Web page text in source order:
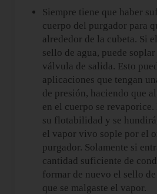
Siempre tiene que haber
cuerpo del purgador para
alrededor de la cubeta. Si
sello de agua, puede
válvula de salida. Esto
aplicaciones que tengan
de presión, haciendo que
en el cuerpo se revaporice.
su flotabilidad y se
el vapor vivo sople por el
purgador. Solamente si
cantidad suficiente de
formar de nuevo el sello
que se malgaste el vapor.